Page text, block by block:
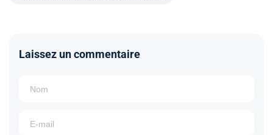
Laissez un commentaire